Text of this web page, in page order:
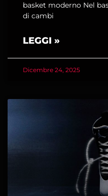
basket moderno Nel
di cambi
LEGGI »
Dicembre 24, 2025